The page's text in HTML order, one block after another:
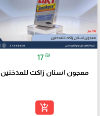
17 ₪
معجون اسنان زاكت للمدخنين
add_shopping_cart